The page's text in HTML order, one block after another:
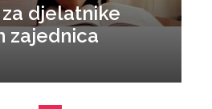
djelatnike
zajednica